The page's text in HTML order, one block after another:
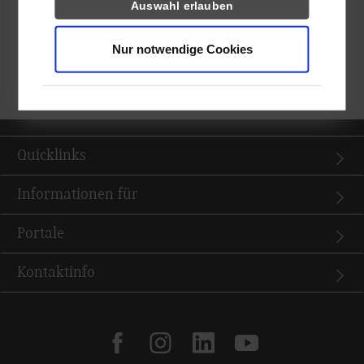
Auswahl erlauben
Nur notwendige Cookies
Die nächste Kinderakademie findet voraussichtlich im April
2017 statt.
Weitere Informationen zur Kinderakademie
Weitere Informationen zum Förderverein
Quicklinks
Informationen für
Portale
Kontaktinfo
facebookinstagramlinkedinyoutube